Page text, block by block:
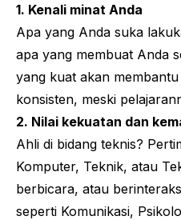
1. Kenali minat Anda
Apa yang Anda suka
apa yang membuat Anda
yang kuat akan
konsisten, meski
2. Nilai kekuatan dan
Ahli di bidang teknis?
Komputer, Teknik, atau
berbicara, atau
seperti Komunikasi,